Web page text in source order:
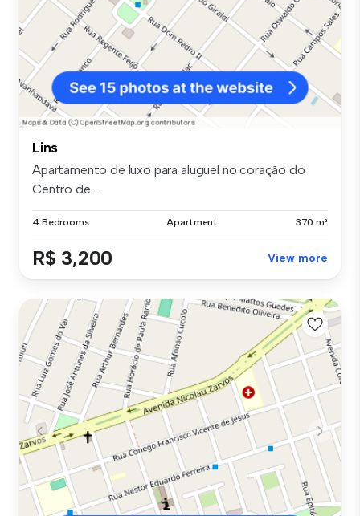
Lins
Apartamento de luxo para aluguel no coração do
Centro de ...
4 Bedrooms Apartment 370 m²
R$ 3,200 View more